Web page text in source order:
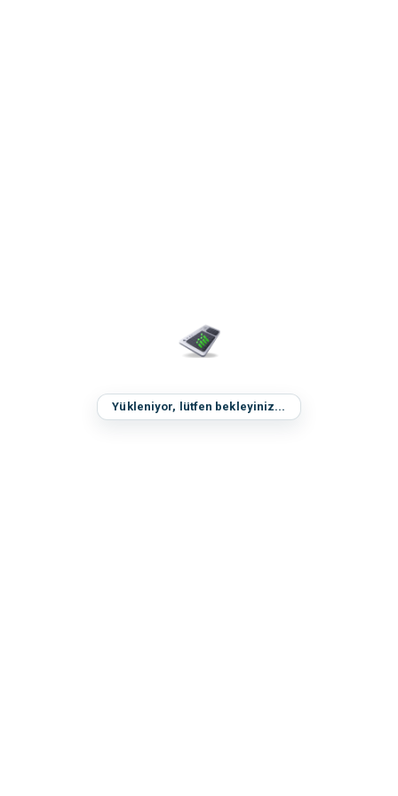
Yükleniyor, lütfen bekleyiniz...